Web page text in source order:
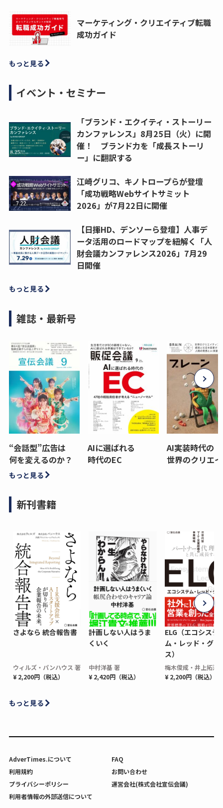
マーケティング・クリエイティブ転職
成功ガイド
もっと見る
イベント・セミナー
「ブランド・エクイティ・ストーリー
カンファレンス」8月25日（火）に開
催！ ブランド力を「成長ストーリ
ー」に翻訳する
江崎グリコ、キノトロープらが登壇
「成功戦略Webサイトサミット
2026」が7月22日に開催
【日揮HD、デンソーら登壇】人事デ
ータ活用のロードマップを紐解く「人
財会議カンファレンス2026」7月29
日開催
もっと見る
雑誌・最新号
“会話型”広告は
何を変えるのか？
AIに選ばれる
時代のEC
AI実装時代の
世界のクリエ
もっと見る
新刊書籍
さよなら 統合報告書
ウィルズ・パンハウス 著
¥ 2,200円（税込）
計画しない人はうま
くいく
中村洋基 著
¥ 2,420円（税込）
ELG（エコシステ
ム・レッド・グロ
ス）
梅木俊成・井上拓海
¥ 2,200円（税込）
もっと見る
AdverTimes.について
FAQ
利用規約
お問い合わせ
プライバシーポリシー
運営会社(株式会社宣伝会議)
利用者情報の外部送信について